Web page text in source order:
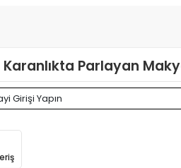
Parlayan
Girişi Yapın